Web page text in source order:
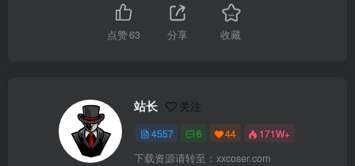
点赞63 分享 收藏
站长 关注
4557 6 44 171W+
下载资源请转至：xxcoser.com